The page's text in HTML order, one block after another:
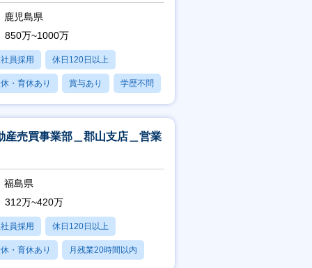
鹿児島県
850万~1000万
員採用 休日120日以上
・育休あり 賞与あり 学歴不問
産売買事業部＿郡山支店＿営業
福島県
312万~420万
員採用 休日120日以上
・育休あり 月残業20時間以内